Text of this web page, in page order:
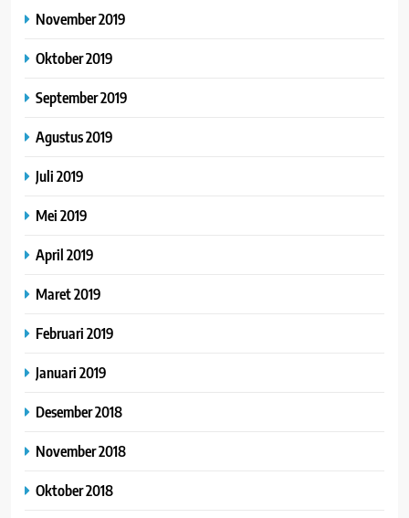
November 2019
Oktober 2019
September 2019
Agustus 2019
Juli 2019
Mei 2019
April 2019
Maret 2019
Februari 2019
Januari 2019
Desember 2018
November 2018
Oktober 2018